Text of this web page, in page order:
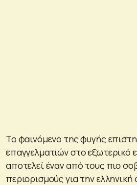
Το φαινόμενο της φυγής
επαγγελματιών στο εξωτερικό
αποτελεί έναν από τους πιο
περιορισμούς για την ελληνική